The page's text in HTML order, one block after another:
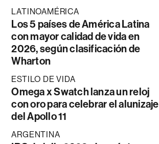
LATINOAMÉRICA
Los 5 países de América Latina
con mayor calidad de vida en
2026, según clasificación de
Wharton
ESTILO DE VIDA
Omega x Swatch lanza un reloj
con oro para celebrar el alunizaje
del Apollo 11
ARGENTINA